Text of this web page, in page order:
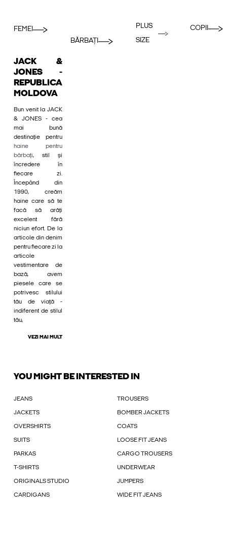
FEMEI
BĂRBAȚI
PLUS
SIZE
COPII
JACK &
JONES -
REPUBLICA
MOLDOVA
Bun venit la JACK
& JONES - cea
mai bună
destinație pentru
haine pentru
bărbați, stil și
încredere în
fiecare zi.
Începând din
1990, creăm
haine care să te
facă să arăți
excelent fără
niciun efort. De la
articole din denim
pentru fiecare zi la
articole
vestimentare de
bază, avem
piesele care se
potrivesc stilului
tău de viață -
indiferent de stilul
tău,
VEZI MAI MULT
YOU MIGHT BE INTERESTED IN
JEANS TROUSERS
JACKETS BOMBER JACKETS
OVERSHIRTS COATS
SUITS LOOSE FIT JEANS
PARKAS CARGO TROUSERS
T-SHIRTS UNDERWEAR
ORIGINALS STUDIO JUMPERS
CARDIGANS WIDE FIT JEANS